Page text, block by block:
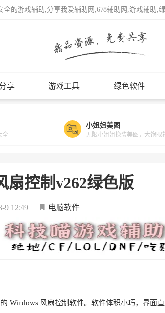
全的游戏辅助,分享我爱辅助网,678辅助网,游戏辅助,
享 游戏工具 绿色软件
全
小姐姐美图
无限小姐姐换装美图，大饱眼
扇控制v262绿色版
9 12:49 电脑软件
Windows 风扇控制软件。软件体积小巧，界面